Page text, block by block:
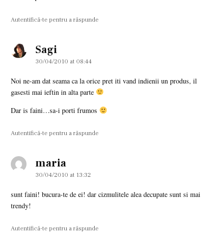
Autentifică-te pentru a răspunde
Sagisays:
30/04/2010 at 08:44
Noi ne-am dat seama ca la orice pret iti vand indienii un produs, il
gasesti mai ieftin in alta parte
Dar is faini…sa-i porti frumos
Autentifică-te pentru a răspunde
maria
30/04/2010 at 13:32
sunt faini! bucura-te de ei! dar cizmulitele alea decupate sunt si mai
trendy!
Autentifică-te pentru a răspunde